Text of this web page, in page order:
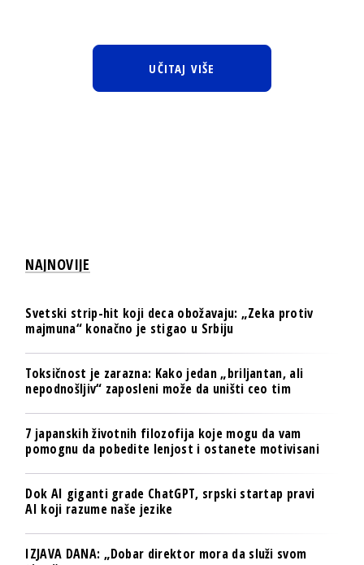
UČITAJ VIŠE
NAJNOVIJE
Svetski strip-hit koji deca obožavaju: „Zeka protiv
majmuna“ konačno je stigao u Srbiju
Toksičnost je zarazna: Kako jedan „briljantan, ali
nepodnošljiv“ zaposleni može da uništi ceo tim
7 japanskih životnih filozofija koje mogu da vam
pomognu da pobedite lenjost i ostanete motivisani
Dok AI giganti grade ChatGPT, srpski startap pravi
AI koji razume naše jezike
IZJAVA DANA: „Dobar direktor mora da služi svom